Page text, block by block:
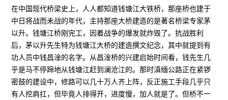
在中国现代桥梁史上，人人都知道钱塘江大铁桥，那座桥也建于
中日将战而未战的年代，主持那座大桥建造的是著名桥梁专家茅
以升。钱塘江桥刚完工，因着战争的爆发就炸毁了。抗战胜利
后，茅以升先生特为钱塘江大桥的建造撰文纪念，其中就提到有
功人员中钱昌淦的名字。从昌淦桥的兴建启始时间看，钱先生几
乎是马不停蹄地从钱塘江赶到澜沧江的。那时滇缅公路正在紧锣
密鼓的建设中，修路可以几十万人齐上阵，反正施工手段几乎只
有人挖肩扛，但毕竟人排得开，进度慢，加人就是了。但桥不一